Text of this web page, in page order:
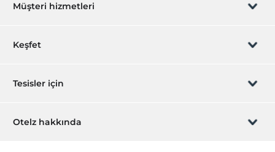
Müşteri hizmetleri
Rezervasyon yönet
Keşfet
Hediye Kart
Tesisler için
Hemen tesisinizi ekleyin
Otelz hakkında